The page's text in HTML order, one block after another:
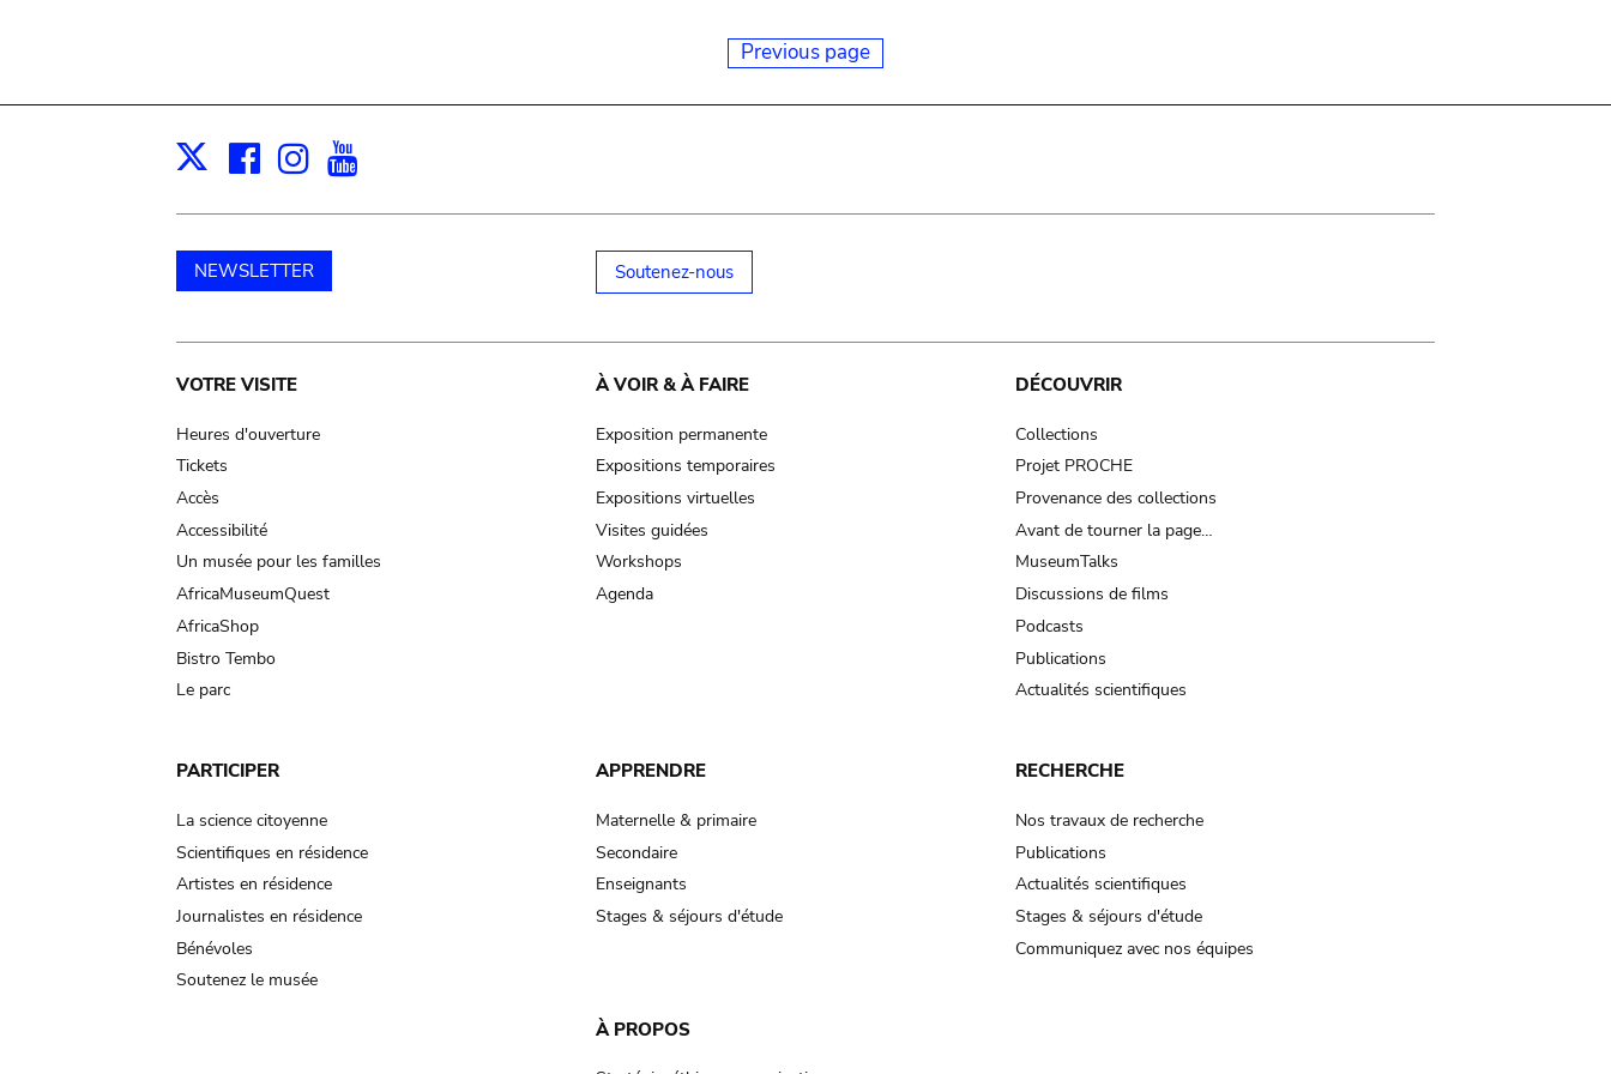
Previous page
X Facebook
Instagram
NEWSLETTER Soutenez-nous
Main
navigation
VOTRE VISITE
Heures d'ouverture
Tickets
Accès
Accessibilité
Un musée pour les familles
AfricaMuseumQuest
AfricaShop
Bistro Tembo
Le parc
À VOIR & À FAIRE
Exposition permanente
Expositions temporaires
Expositions virtuelles
Visites guidées
Workshops
Agenda
DÉCOUVRIR
Collections
Projet PROCHE
Provenance des collections
Avant de tourner la page…
MuseumTalks
Discussions de films
Podcasts
Publications
Actualités scientifiques
PARTICIPER
La science citoyenne
Scientifiques en résidence
Artistes en résidence
Journalistes en résidence
Bénévoles
Soutenez le musée
APPRENDRE
Maternelle & primaire
Secondaire
Enseignants
Stages & séjours d'étude
RECHERCHE
Nos travaux de recherche
Publications
Actualités scientifiques
Stages & séjours d'étude
Communiquez avec nos équipes
À PROPOS